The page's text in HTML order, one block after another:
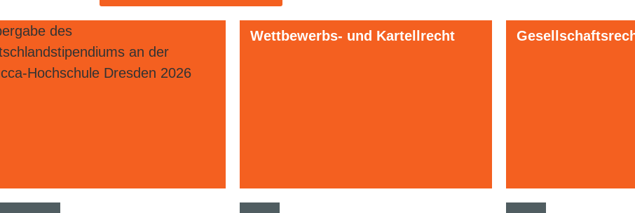
und Medienrecht Wettbewerbs- und Kartellrecht